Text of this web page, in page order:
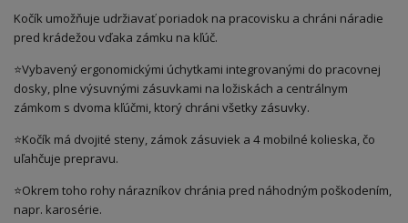
Kočík umožňuje udržiavať poriadok na pracovisku a chráni náradie
pred krádežou vďaka zámku na kľúč.
⭐Vybavený ergonomickými úchytkami integrovanými do pracovnej
dosky, plne výsuvnými zásuvkami na ložiskách a centrálnym
zámkom s dvoma kľúčmi, ktorý chráni všetky zásuvky.
⭐Kočík má dvojité steny, zámok zásuviek a 4 mobilné kolieska, čo
uľahčuje prepravu.
⭐Okrem toho rohy nárazníkov chránia pred náhodným poškodením,
napr. karosérie.